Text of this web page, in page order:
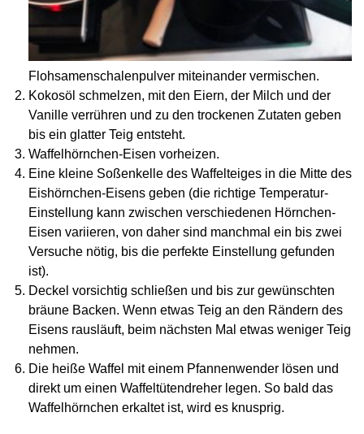
Flohsamenschalenpulver miteinander vermischen.
Kokosöl schmelzen, mit den Eiern, der Milch und der
Vanille verrühren und zu den trockenen Zutaten geben
bis ein glatter Teig entsteht.
Waffelhörnchen-Eisen vorheizen.
Eine kleine Soßenkelle des Waffelteiges in die Mitte des
Eishörnchen-Eisens geben (die richtige Temperatur-
Einstellung kann zwischen verschiedenen Hörnchen-
Eisen variieren, von daher sind manchmal ein bis zwei
Versuche nötig, bis die perfekte Einstellung gefunden
ist).
Deckel vorsichtig schließen und bis zur gewünschten
bräune Backen. Wenn etwas Teig an den Rändern des
Eisens rausläuft, beim nächsten Mal etwas weniger Teig
nehmen.
Die heiße Waffel mit einem Pfannenwender lösen und
direkt um einen Waffeltütendreher legen. So bald das
Waffelhörnchen erkaltet ist, wird es knusprig.